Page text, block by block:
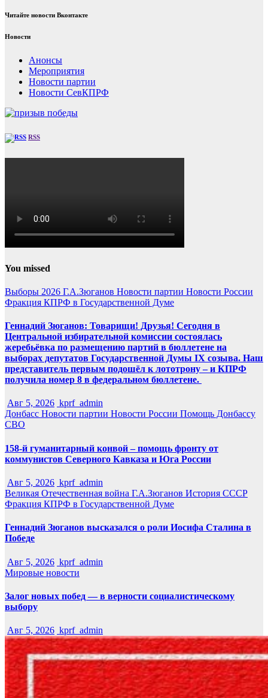
Читайте новости Вконтакте
Новости
Анонсы
Мероприятия
Новости партии
Новости СевКПРФ
RSS
You missed
Выборы 2026 Г.А.Зюганов Новости партии Новости России
Фракция КПРФ в Государственной Думе
Геннадий Зюганов: Товарищи! Друзья! Сегодня в
Центральной избирательной комиссии состоялась
жеребьёвка по размещению партий в бюллетене на
выборах депутатов Государственной Думы IX созыва. Наш
представитель первым подошёл к лототрону – и КПРФ
получила номер 8 в федеральном бюллетене.
Авг 5, 2026 kprf_admin
Донбасс Новости партии Новости России Помощь Донбассу
СВО
158-й гуманитарный конвой – помощь фронту от
коммунистов Северного Кавказа и Юга России
Авг 5, 2026 kprf_admin
Великая Отечественная война Г.А.Зюганов История СССР
Фракция КПРФ в Государственной Думе
Геннадий Зюганов высказался о роли Иосифа Сталина в
Победе
Авг 5, 2026 kprf_admin
Мировые новости
Залог новых побед — в верности социалистическому
выбору
Авг 5, 2026 kprf_admin